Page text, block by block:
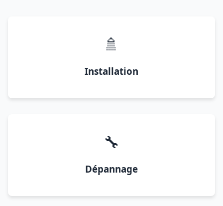
🚿
Installation
🔧
Dépannage